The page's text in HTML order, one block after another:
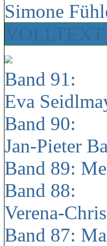
Simone
Band 91:
Eva
Band 90:
Jan-Pieter
Band 89:
Band 88:
Verena-
Band 87: